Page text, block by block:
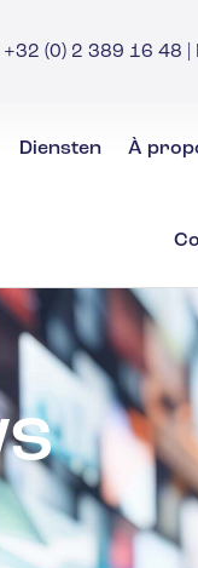
+32 (0) 2 389 16 48 |
Diensten À